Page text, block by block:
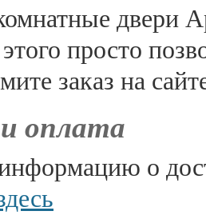
двери
просто
заказ на
оплата
о